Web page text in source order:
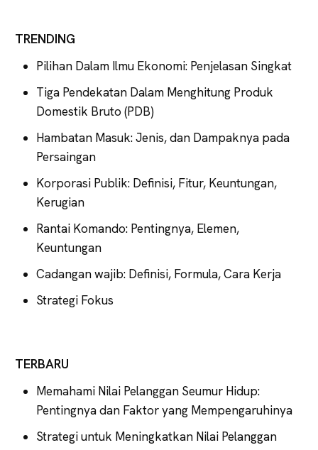
TRENDING
Pilihan Dalam Ilmu Ekonomi: Penjelasan Singkat
Tiga Pendekatan Dalam Menghitung Produk
Domestik Bruto (PDB)
Hambatan Masuk: Jenis, dan Dampaknya pada
Persaingan
Korporasi Publik: Definisi, Fitur, Keuntungan,
Kerugian
Rantai Komando: Pentingnya, Elemen,
Keuntungan
Cadangan wajib: Definisi, Formula, Cara Kerja
Strategi Fokus
TERBARU
Memahami Nilai Pelanggan Seumur Hidup:
Pentingnya dan Faktor yang Mempengaruhinya
Strategi untuk Meningkatkan Nilai Pelanggan